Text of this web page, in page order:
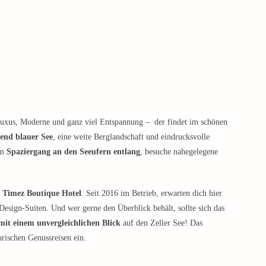
Moderne und ganz viel Entspannung – der findet im schönen
blauer See, eine weite Berglandschaft und eindrucksvolle
Spaziergang an den Seeufern entlang, besuche nahegelegene
Timez Boutique Hotel. Seit 2016 im Betrieb, erwarten dich hier
Suiten. Und wer gerne den Überblick behält, sollte sich das
einem unvergleichlichen Blick auf den Zeller See! Das
Genussreisen ein.